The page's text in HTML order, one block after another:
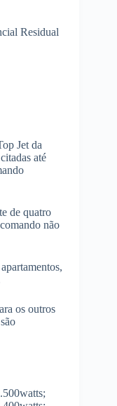
Residual
Jet da
até
de quatro
não
os outros